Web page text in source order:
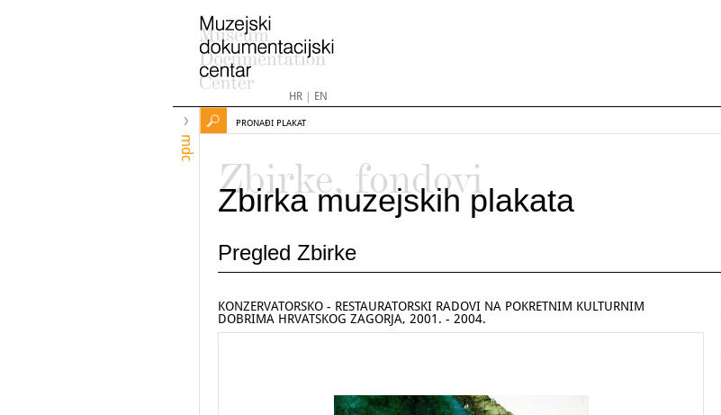
HR| EN
mdc
PRONAĐI PLAKAT
Zbirke, fondovi
Zbirka muzejskih plakata
Pregled Zbirke
KONZERVATORSKO - RESTAURATORSKI RADOVI NA POKRETNIM KULTURNIM
DOBRIMA HRVATSKOG ZAGORJA, 2001. - 2004.